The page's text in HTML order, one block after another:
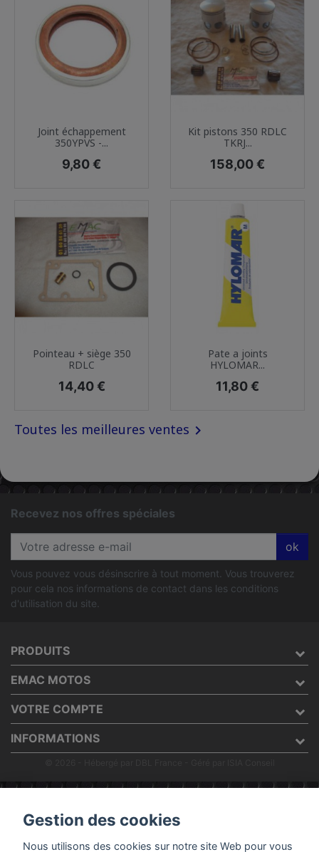
Joint échappement
350YPVS -...
Prix
9,80 €
Kit pistons 350 RDLC
TKRJ...
Prix
158,00 €
Pointeau + siège 350
RDLC
Prix
14,40 €
Pate a joints
HYLOMAR...
Prix
11,80 €
Toutes les meilleures ventes 
Recevez nos offres spéciales
ok
Vous pouvez vous désinscrire à tout moment. Vous trouverez
pour cela nos informations de contact dans les conditions
d'utilisation du site.
PRODUITS
EMAC MOTOS
VOTRE COMPTE
INFORMATIONS
Gestion des cookies
Nous utilisons des cookies sur notre site Web pour vous